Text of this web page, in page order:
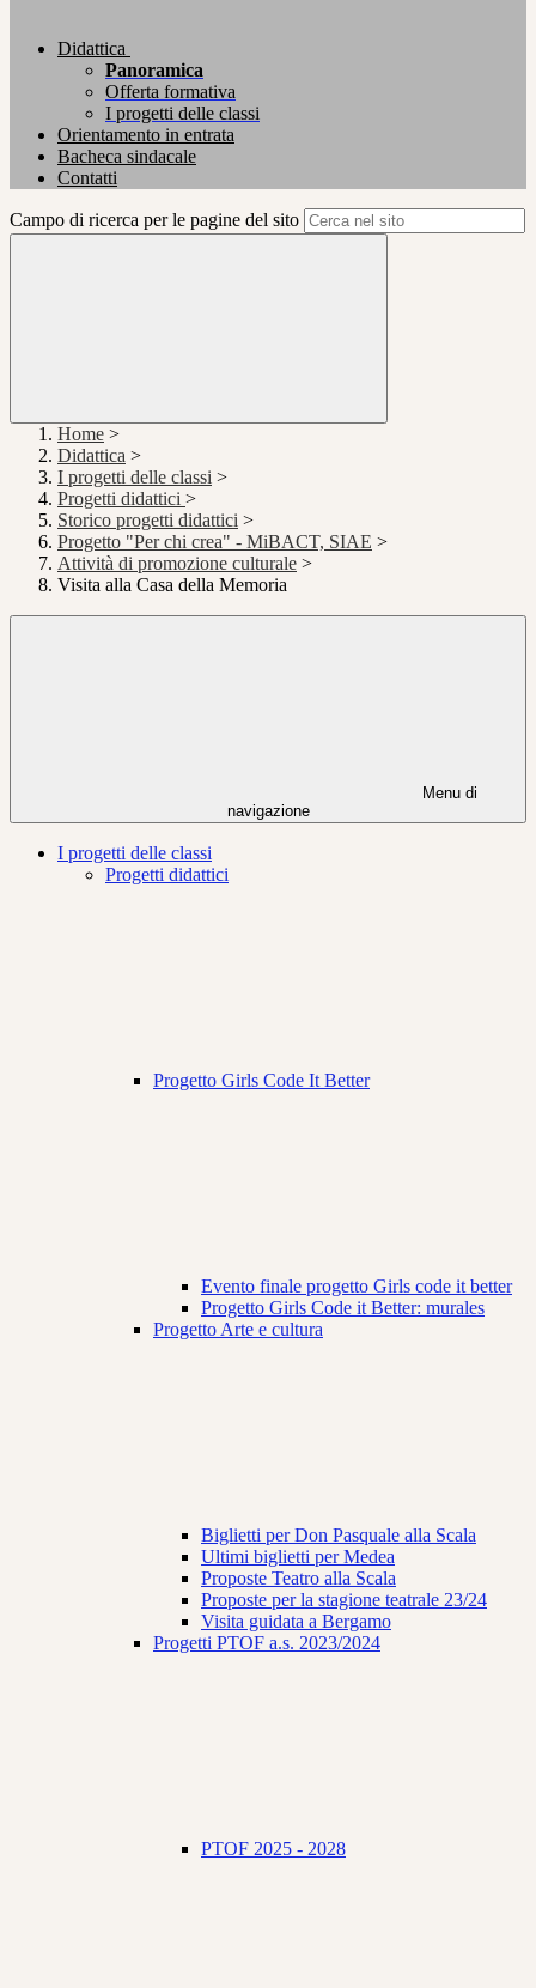
Didattica
Panoramica
Offerta formativa
I progetti delle classi
Orientamento in entrata
Bacheca sindacale
Contatti
Campo di ricerca per le pagine del sito
Home >
Didattica >
I progetti delle classi >
Progetti didattici >
Storico progetti didattici >
Progetto "Per chi crea" - MiBACT, SIAE >
Attività di promozione culturale >
Visita alla Casa della Memoria
Menu di
navigazione
I progetti delle classi
Progetti didattici
Progetto Girls Code It Better
Evento finale progetto Girls code it better
Progetto Girls Code it Better: murales
Progetto Arte e cultura
Biglietti per Don Pasquale alla Scala
Ultimi biglietti per Medea
Proposte Teatro alla Scala
Proposte per la stagione teatrale 23/24
Visita guidata a Bergamo
Progetti PTOF a.s. 2023/2024
PTOF 2025 - 2028